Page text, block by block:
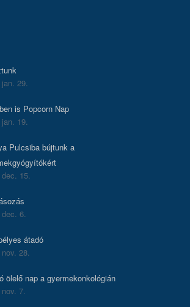
29.
is Popcorn Nap
19.
Pulcsiba bújtunk a
15.
6.
átadó
28.
ölelő nap a gyermekonkológián
7.